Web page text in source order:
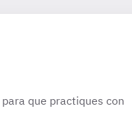
para que practiques con